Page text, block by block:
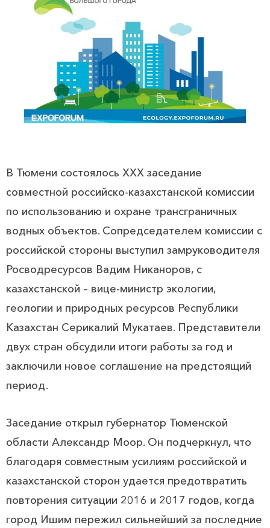
В Тюмени состоялось ХХХ заседание
совместной российско-казахстанской комиссии
по использованию и охране трансграничных
водных объектов. Сопредседателем комиссии с
российской стороны выступил замруководителя
Росводресурсов Вадим Никаноров, с
казахстанской – вице-министр экологии,
геологии и природных ресурсов Республики
Казахстан Серикалий Мукатаев. Представители
двух стран обсудили итоги работы за год и
заключили новое соглашение на предстоящий
период.
Заседание открыл губернатор Тюменской
области Александр Моор. Он подчеркнул, что
благодаря совместным усилиям российской и
казахстанской сторон удается предотвратить
повторения ситуации 2016 и 2017 годов, когда
город Ишим пережил сильнейший за последние